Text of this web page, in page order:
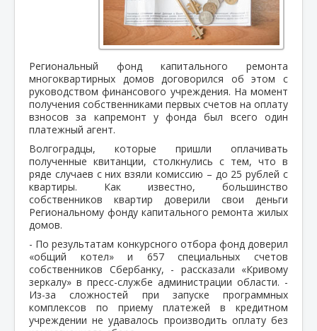
Региональный фонд капитального ремонта
многоквартирных домов договорился об этом с
руководством финансового учреждения. На момент
получения собственниками первых счетов на оплату
взносов за капремонт у фонда был всего один
платежный агент.
Волгоградцы, которые пришли оплачивать
полученные квитанции, столкнулись с тем, что в
ряде случаев с них взяли комиссию – до 25 рублей с
квартиры. Как известно, большинство
собственников квартир доверили свои деньги
Региональному фонду капитального ремонта жилых
домов.
- По результатам конкурсного отбора фонд доверил
«общий котел» и 657 специальных счетов
собственников Сбербанку, - рассказали «Кривому
зеркалу» в пресс-службе администрации области. -
Из-за сложностей при запуске программных
комплексов по приему платежей в кредитном
учреждении не удавалось производить оплату без